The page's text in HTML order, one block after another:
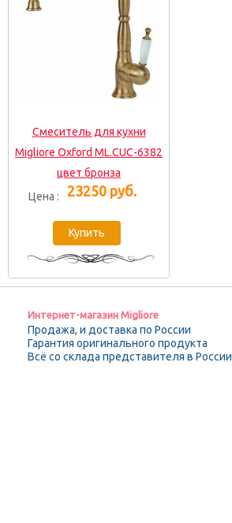
Смеситель для кухни
Migliore Oxford ML.CUC-6382
цвет бронза
Цена :
23250 руб.
Интернет-магазин Migliore
Продажа, и доставка по России
Гарантия оригинального продукта
Всё со склада представителя в России